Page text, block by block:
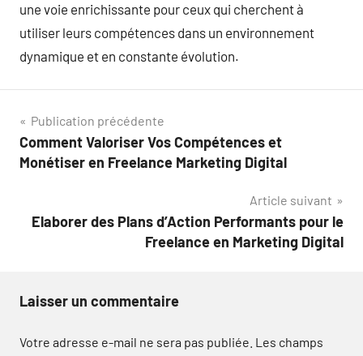
une voie enrichissante pour ceux qui cherchent à
utiliser leurs compétences dans un environnement
dynamique et en constante évolution.
Navigation
de
Publication précédente
Comment Valoriser Vos Compétences et
Monétiser en Freelance Marketing Digital
Article suivant
Elaborer des Plans d’Action Performants pour le
Freelance en Marketing Digital
Laisser un commentaire
Votre adresse e-mail ne sera pas publiée. Les champs